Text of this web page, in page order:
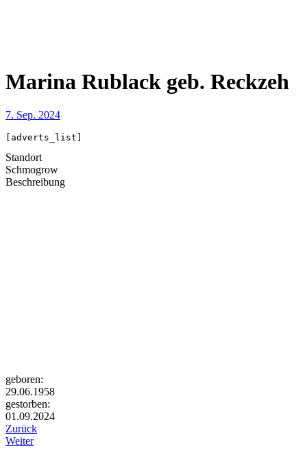
Marina Rublack geb. Reckzeh
7. Sep. 2024
[adverts_list]
Standort
Schmogrow
Beschreibung
geboren:
29.06.1958
gestorben:
01.09.2024
Zurück
Weiter